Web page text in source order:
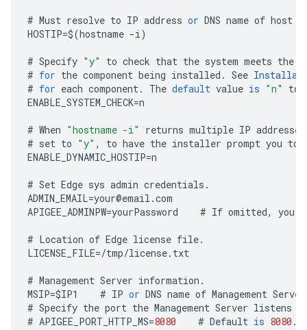
# Must resolve to IP address or DNS name of host
HOSTIP=$(hostname -i)
# Specify "y" to check that the system meets the
# for the component being installed . See
# for each component. The default value is "n" to
ENABLE_SYSTEM_CHECK=n
# When "hostname -i" returns multiple IP addresses
# set to "y" , to have the installer prompt you to
ENABLE_DYNAMIC_HOSTIP=n
# Set Edge sys admin credentials .
ADMIN_EMAIL=your@email .com
APIGEE_ADMINPW=yourPassword # If omitted, you
# Location of Edge license file.
LICENSE_FILE=/tmp/license. txt
# Management Server information .
MSIP=$IP1 # IP or DNS name of Management Server
# Specify the port the Management Server listens
# APIGEE_PORT_HTTP_MS=8080 # Default is 8080 .